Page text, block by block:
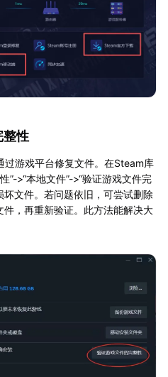
整性
过游戏平台修复文件。在Steam库
”->“本地文件”->“验证游戏文件完
文件。若问题依旧，可尝试删除
，再重新验证。此方法能解决大